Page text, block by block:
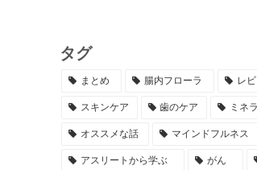
タグ
まとめ 腸内フローラ レ
スキンケア 歯のケア ミネ
オススメな話 マインドフルネス
アスリートから学ぶ がん